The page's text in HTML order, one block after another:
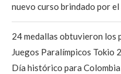
nuevo curso brindado por el
24 medallas obtuvieron los
Juegos Paralímpicos Tokio
Día histórico para